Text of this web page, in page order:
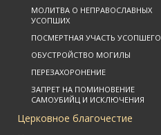
МОЛИТВА О НЕПРАВОСЛАВНЫХ
УСОПШИХ
ПОСМЕРТНАЯ УЧАСТЬ УСОПШЕГО
ОБУСТРОЙСТВО МОГИЛЫ
ПЕРЕЗАХОРОНЕНИЕ
ЗАПРЕТ НА ПОМИНОВЕНИЕ
САМОУБИЙЦ И ИСКЛЮЧЕНИЯ
Церковное благочестие